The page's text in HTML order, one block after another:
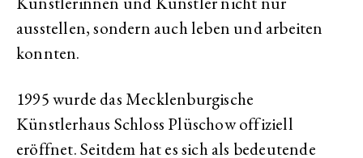
ausstellen, sondern auch leben und arbeiten
konnten.
1995 wurde das Mecklenburgische
Künstlerhaus Schloss Plüschow offiziell
eröffnet. Seitdem hat es sich als bedeutende